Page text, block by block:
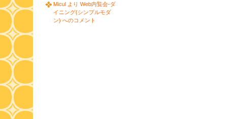
Micul より Web内覧会-ダ
イニング(シンプルモダ
ン) へのコメント